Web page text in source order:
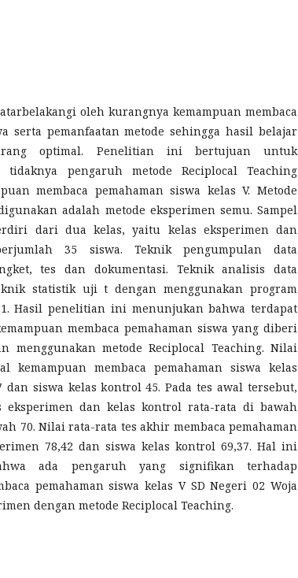
oleh kurangnya kemampuan membaca
serta pemanfaatan metode sehingga hasil belajar
optimal. Penelitian ini bertujuan untuk
tidaknya pengaruh metode Reciplocal Teaching
membaca pemahaman siswa kelas V. Metode
adalah metode eksperimen semu. Sampel
dari dua kelas, yaitu kelas eksperimen dan
35 siswa. Teknik pengumpulan data
tes dan dokumentasi. Teknik analisis data
statistik uji t dengan menggunakan program
Hasil penelitian ini menunjukan bahwa terdapat
membaca pemahaman siswa yang diberi
menggunakan metode Reciplocal Teaching. Nilai
kemampuan membaca pemahaman siswa kelas
dan siswa kelas kontrol 45. Pada tes awal tersebut,
eksperimen dan kelas kontrol rata-rata di bawah
70. Nilai rata-rata tes akhir membaca pemahaman
78,42 dan siswa kelas kontrol 69,37. Hal ini
ada pengaruh yang signifikan terhadap
pemahaman siswa kelas V SD Negeri 02 Woja
dengan metode Reciplocal Teaching.